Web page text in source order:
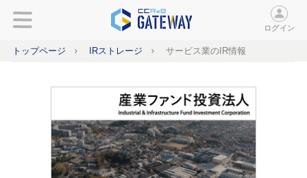
ログイン
トップページ IRストレージ サービス業のIR情報